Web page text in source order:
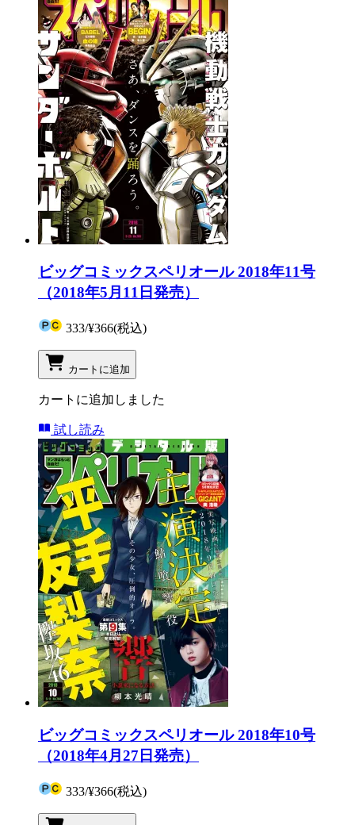
ビッグコミックスペリオール 2018年11号
（2018年5月11日発売）
333/¥366(税込)
カートに追加
カートに追加しました
試し読み
ビッグコミックスペリオール 2018年10号
（2018年4月27日発売）
333/¥366(税込)